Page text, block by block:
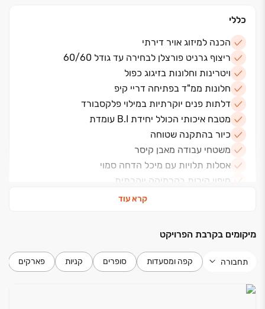
התקבל היתר בנייה!
כללי
הכנה למיזוג אויר דירתי
ריצוף גרניט פורצלן לבחירה עד גודל 60/60
ויטרינות וחלונות בזיגוג כפול
חלונות ממ"ד בפתיחה דריי קיפ
דלתות פנים יוקרתיות במילוי פלקסבורד
מטבח איכותי הכולל יחידת B.I עומדת
כיור בהתקנה שטוחה
משטחי עבודה מאבן קיסר
אסלות תלויות עם מיכל הדחה סמוי
חיפוי קירות בקרמיקה יוקרתית
שעון שבת בארון חשמל
נקודת טלוויזיה והכנה לטלפון בכל חדר שינה
חניון עילי וחניון תת קרקעי
קרא עוד
מיקומים בקרבת הפרויקט
תחבורה קפה ומסעדות סופרים קניות פארקים